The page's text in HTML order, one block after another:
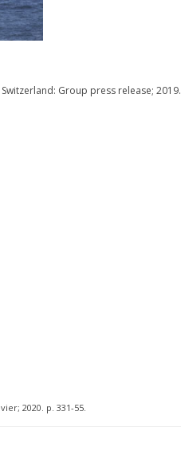
Group press release; 2019.
2020. p. 331-55.